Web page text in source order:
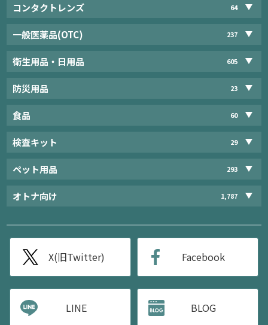
コンタクトレンズ 64
一般医薬品(OTC) 237
衛生用品・日用品 605
防災用品 23
食品 60
検査キット 29
ペット用品 293
オトナ向け 1,787
X(旧Twitter) Facebook
LINE BLOG